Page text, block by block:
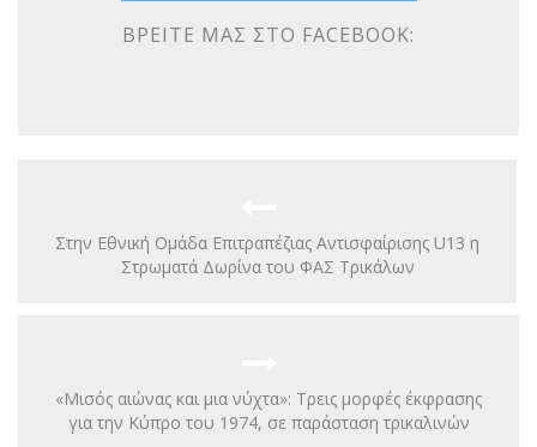
ΒΡΕΊΤΕ ΜΑΣ ΣΤΟ FACEBOOK:
Στην Εθνική Ομάδα Επιτραπέζιας Αντισφαίρισης U13 η
Στρωματά Δωρίνα του ΦΑΣ Τρικάλων
«Μισός αιώνας και μια νύχτα»: Τρεις μορφές έκφρασης
για την Κύπρο του 1974, σε παράσταση τρικαλινών